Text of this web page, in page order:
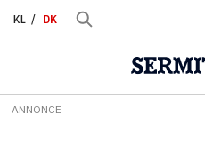
KL DK
ANNONCE